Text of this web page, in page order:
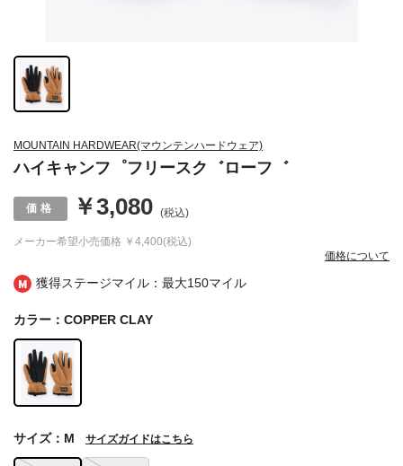
獲得ステージマイル：最大150マイル
MOUNTAIN HARDWEAR(マウンテンハードウェア)
ハイキャンフ゜フリースク゛ローフ゛
メーカー希望小売価格 ￥4,400(税込)
￥3,080 (税込)
価格について
カラー：COPPER CLAY
サイズ：M サイズガイドはこちら